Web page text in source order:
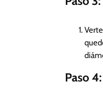
Paso 4: